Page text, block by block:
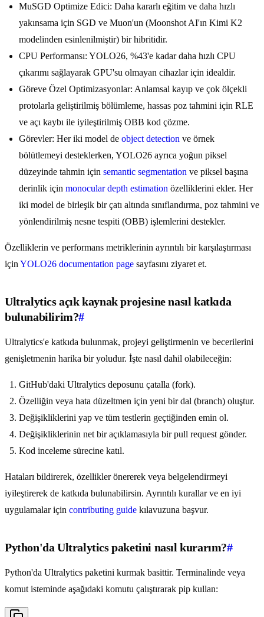
MuSGD Optimize Edici: Daha kararlı eğitim ve daha hızlı
yakınsama için SGD ve Muon'un (Moonshot AI'ın Kimi K2
modelinden esinlenilmiştir) bir hibritidir.
CPU Performansı: YOLO26, %43'e kadar daha hızlı CPU
çıkarımı sağlayarak GPU'su olmayan cihazlar için idealdir.
Göreve Özel Optimizasyonlar: Anlamsal kayıp ve çok ölçekli
protolarla geliştirilmiş bölümleme, hassas poz tahmini için RLE
ve açı kaybı ile iyileştirilmiş OBB kod çözme.
Görevler: Her iki model de object detection ve örnek
bölütlemeyi desteklerken, YOLO26 ayrıca yoğun piksel
düzeyinde tahmin için semantic segmentation ve piksel başına
derinlik için monocular depth estimation özelliklerini ekler. Her
iki model de birleşik bir çatı altında sınıflandırma, poz tahmini ve
yönlendirilmiş nesne tespiti (OBB) işlemlerini destekler.
Özelliklerin ve performans metriklerinin ayrıntılı bir karşılaştırması
için YOLO26 documentation page sayfasını ziyaret et.
Ultralytics açık kaynak projesine nasıl katkıda
bulunabilirim?#
Ultralytics'e katkıda bulunmak, projeyi geliştirmenin ve becerilerini
genişletmenin harika bir yoludur. İşte nasıl dahil olabileceğin:
GitHub'daki Ultralytics deposunu çatalla (fork).
Özelliğin veya hata düzeltmen için yeni bir dal (branch) oluştur.
Değişikliklerini yap ve tüm testlerin geçtiğinden emin ol.
Değişikliklerinin net bir açıklamasıyla bir pull request gönder.
Kod inceleme sürecine katıl.
Hataları bildirerek, özellikler önererek veya belgelendirmeyi
iyileştirerek de katkıda bulunabilirsin. Ayrıntılı kurallar ve en iyi
uygulamalar için contributing guide kılavuzuna başvur.
Python'da Ultralytics paketini nasıl kurarım?#
Python'da Ultralytics paketini kurmak basittir. Terminalinde veya
komut isteminde aşağıdaki komutu çalıştırarak pip kullan: